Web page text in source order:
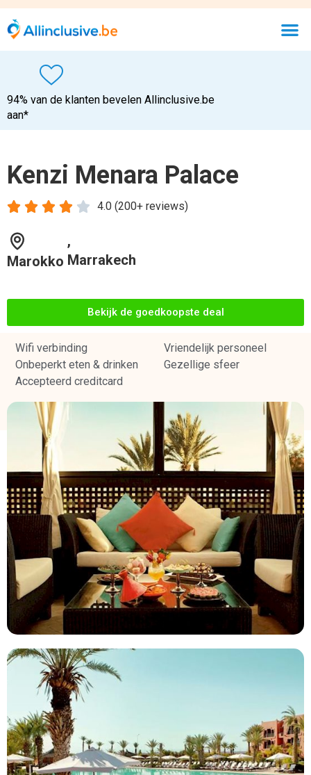
94% van de klanten bevelen Allinclusive.be
aan*
Kenzi Menara Palace
4.0 (200+ reviews)
    
Marokko
,
Marrakech
Bekijk de goedkoopste deal
Wifi verbinding
Vriendelijk personeel
Onbeperkt eten & drinken
Gezellige sfeer
Accepteerd creditcard